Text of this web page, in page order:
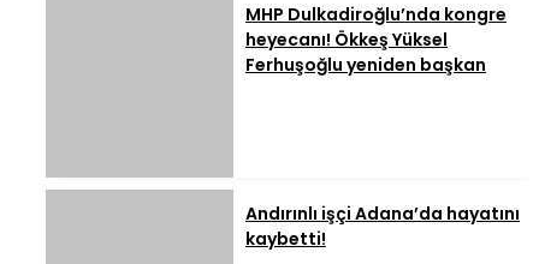
MHP Dulkadiroğlu’nda kongre
heyecanı! Ökkeş Yüksel
Ferhuşoğlu yeniden başkan
Andırınlı işçi Adana’da hayatını
kaybetti!